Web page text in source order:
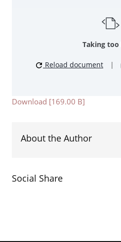
Taking too
Reload document |
Download [169.00 B]
About the Author
Social Share